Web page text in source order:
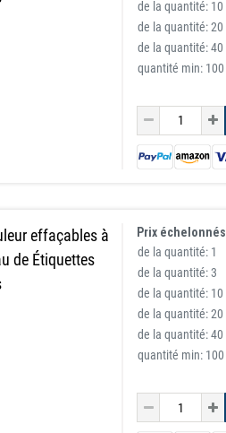
de la quantité: 10
de la quantité:20
de la quantité:40
quantité min: 100
effaçables à
de Étiquettes
Prix échelonnés
de la quantité: 1
de la quantité:3
de la quantité: 10
de la quantité:20
de la quantité:40
quantité min: 100